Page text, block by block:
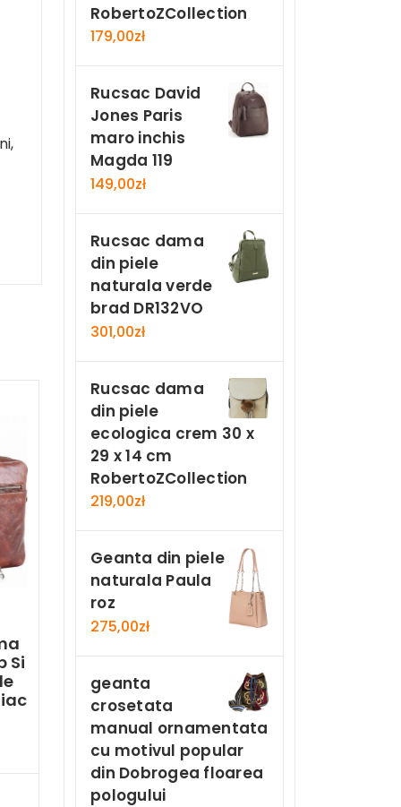
Si
RobertoZCollection
179,00zł
Rucsac David
Jones Paris
maro inchis
Magda 119
149,00zł
Rucsac dama
din piele
naturala verde
brad DR132VO
301,00zł
Rucsac dama
din piele
ecologica crem 30 x
29 x 14 cm
RobertoZCollection
219,00zł
Geanta din piele
naturala Paula
roz
275,00zł
geanta
crosetata
manual ornamentata
cu motivul popular
din Dobrogea floarea
pologului